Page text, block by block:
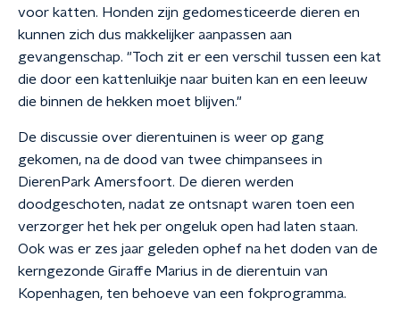
voor katten. Honden zijn gedomesticeerde dieren en
kunnen zich dus makkelijker aanpassen aan
gevangenschap. "Toch zit er een verschil tussen een kat
die door een kattenluikje naar buiten kan en een leeuw
die binnen de hekken moet blijven."
De discussie over dierentuinen is weer op gang
gekomen, na de dood van twee chimpansees in
DierenPark Amersfoort. De dieren werden
doodgeschoten, nadat ze ontsnapt waren toen een
verzorger het hek per ongeluk open had laten staan.
Ook was er zes jaar geleden ophef na het doden van de
kerngezonde Giraffe Marius in de dierentuin van
Kopenhagen, ten behoeve van een fokprogramma.